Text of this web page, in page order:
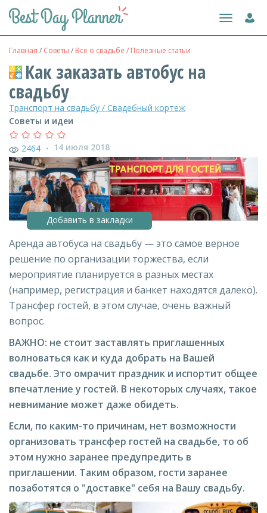
Toggle
Главная / Советы / Все о свадьбе / Полезные статьи
Как заказать автобус на
свадьбу
Транспорт на свадьбу / Свадебный кортеж
Советы и идеи
2464 ● 14 июля 2018
Добавить в закладки
Аренда автобуса на свадьбу — это самое верное
решение по организации торжества, если
мероприятие планируется в разных местах
(например, регистрация и банкет находятся далеко).
Трансфер гостей, в этом случае, очень важный
вопрос.
ВАЖНО: не стоит заставлять приглашенных
волноваться как и куда добрать на Вашей
свадьбе. Это омрачит праздник и испортит общее
впечатление у гостей. В некоторых случаях, такое
невнимание может даже обидеть.
Если, по каким-то причинам, нет возможности
организовать трансфер гостей на свадьбе, то об
этом нужно заранее предупредить в
приглашении. Таким образом, гости заранее
позаботятся о "доставке" себя на Вашу свадьбу.